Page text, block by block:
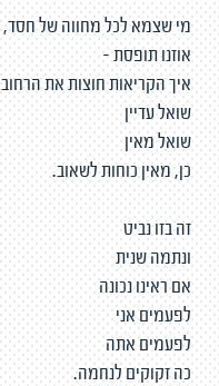
מי שצמא לכל מחווה של חסד,
אוזנו תופסת -
איך הקריאות חוצות את הרחוב
שואל עדיין
שואל מאין
כן, מאין כוחות לשאוב.
זה בזו נביט
ונתמה שנית
אם ראינו נכונה
לפעמים אני
לפעמים אתה
כה זקוקים לנחמה.